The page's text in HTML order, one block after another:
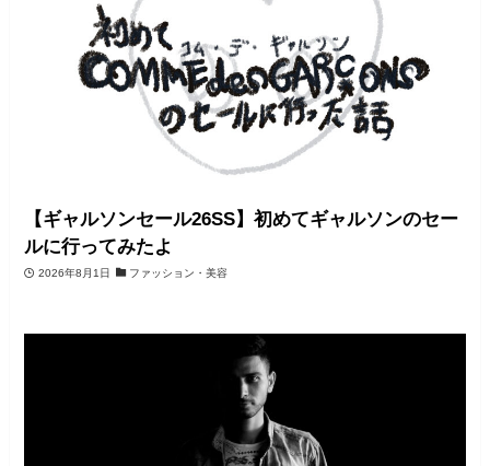
【ギャルソンセール26SS】初めてギャルソンのセー
ルに行ってみたよ
2026年8月1日 ファッション・美容